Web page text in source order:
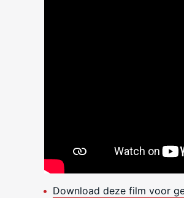
Download deze film voor